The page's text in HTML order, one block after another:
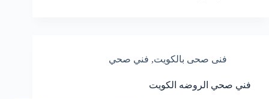
فنى صحى بالكويت, فني صحي
فني صحي الروضه الكويت